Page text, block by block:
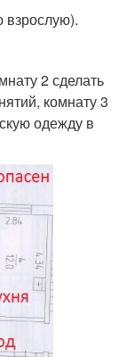
2 сделать
комнату 3
одежду в